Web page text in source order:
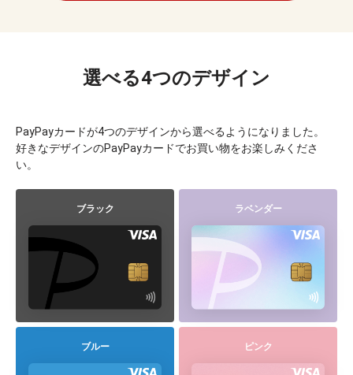
Yahoo!ショッピング・LOHACOでのお買い物でPayPayポイント（期
間限定）が＋2％戻ってくる（LINEアカウント連携要、ふるさと納税
PayPayポイント（期間限定）は、LINEヤフーの一部サービスで貯め
て使えるPayPayポイントです。
ソフトバンク・ワイモバイルユーザーの
LYPプレミアム特典について
ソフトバンクスマホユーザーの方でスマートログイン設定によ
りLYPプレミアム会員となった方、またY!mobile端末をご利用の
方でY!mobileサービスの初期登録によりLYPプレミアム会員と
なった方は、もとからLYPプレミアム スタンダードプラン（ウェ
ブ版）がご利用いただけます
※ LYPプレミアム スタンダードプラン（ウェブ版）の詳細は利用ガイ
をご確認ください。
選べる4つのデザイン
PayPayカードが4つのデザインから選べるようになりました。
好きなデザインのPayPayカードでお買い物をお楽しみくださ
い。
ブラック ラベンダー
ブルー ピンク